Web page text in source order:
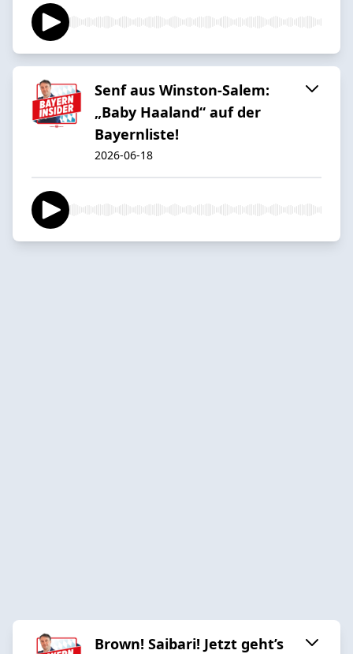
Senf aus Winston-Salem:
„Baby Haaland“ auf der
Bayernliste!
2026-06-18
Brown! Saibari! Jetzt geht’s